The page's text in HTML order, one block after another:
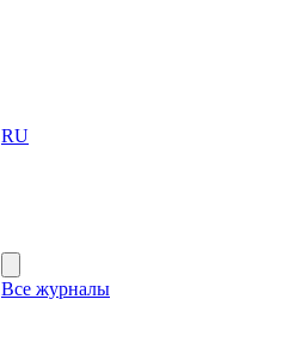
RU
Все журналы